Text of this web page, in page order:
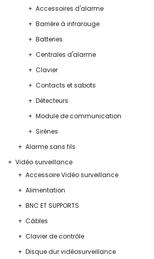
Accessoires d'alarme
Barrière à infrarouge
Batteries
Centrales d'alarme
Clavier
Contacts et sabots
Détecteurs
Module de communication
Sirènes
Alarme sans fils
Vidéo surveillance
Accessoire Vidéo surveillance
Alimentation
BNC ET SUPPORTS
Câbles
Clavier de contrôle
Disque dur vidéosurveillance